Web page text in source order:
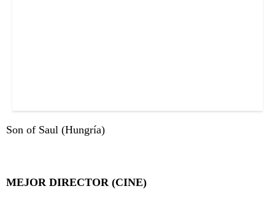
Son of Saul (Hungría)
MEJOR DIRECTOR (CINE)